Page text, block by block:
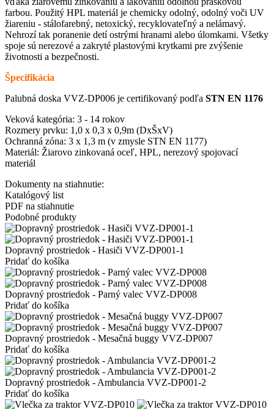
farbou. Použitý HPL materiál je chemicky odolný, odolný voči UV
žiareniu - stálofarebný, netoxický, recyklovateľný a nelámavý.
Nehrozí tak poranenie detí ostrými hranami alebo úlomkami. Všetky
spoje sú nerezové a zakryté plastovými krytkami pre zvýšenie
životnosti a bezpečnosti.
Špecifikácia
Palubná doska VVZ-DP006 je certifikovaný podľa STN EN 1176
Veková kategória: 3 - 14 rokov
Rozmery prvku: 1,0 x 0,3 x 0,9m (DxŠxV)
Ochranná zóna: 3 x 1,3 m (v zmysle STN EN 1177)
Materiál: Žiarovo zinkovaná oceľ, HPL, nerezový spojovací
materiál
Dokumenty na stiahnutie:
Katalógový list
PDF na stiahnutie
Podobné produkty
Dopravný prostriedok - Hasiči VVZ-DP001-1
Pridať do košíka
Dopravný prostriedok - Parný valec VVZ-DP008
Pridať do košíka
Dopravný prostriedok - Mesačná buggy VVZ-DP007
Pridať do košíka
Dopravný prostriedok - Ambulancia VVZ-DP001-2
Pridať do košíka